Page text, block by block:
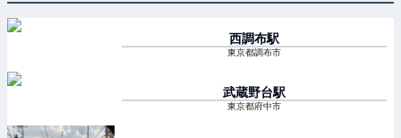
西調布駅
東京都調布市
武蔵野台駅
東京都府中市